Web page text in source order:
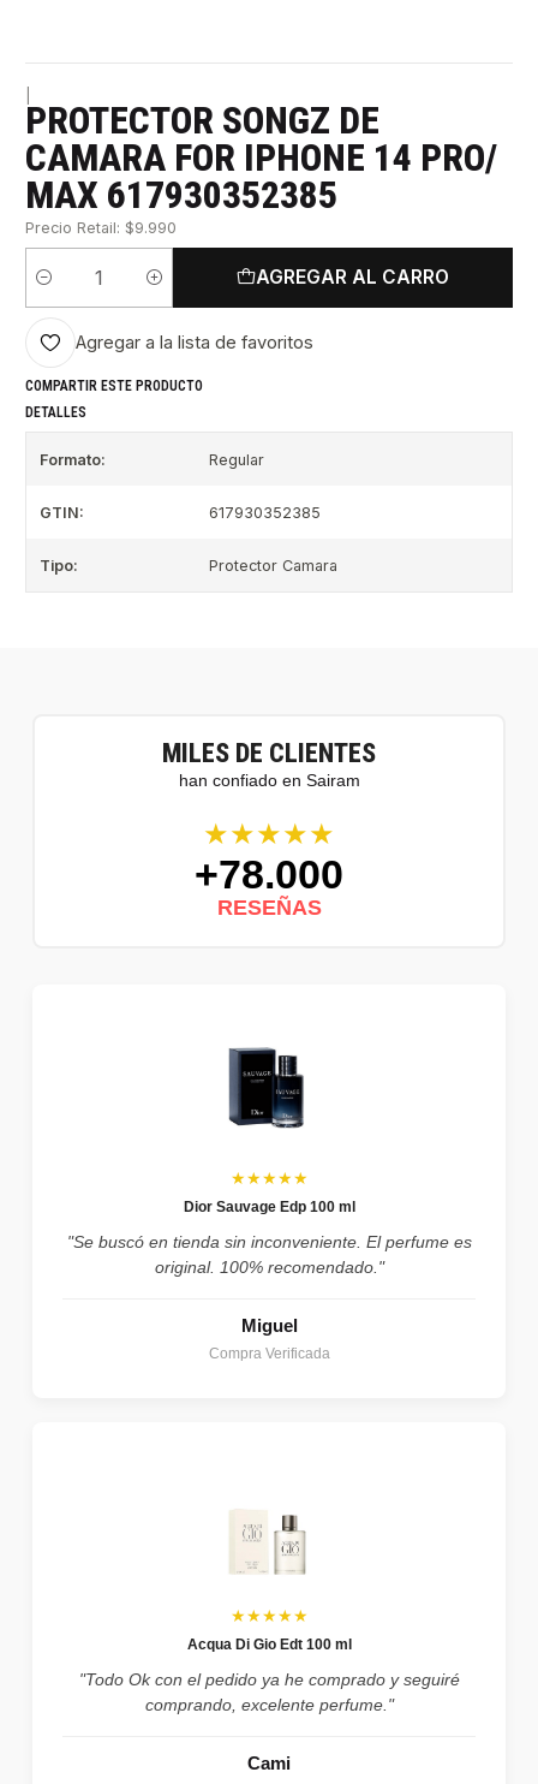
PROTECTOR SONGZ DE
CAMARA FOR IPHONE 14 PRO/
MAX 617930352385
Precio Retail: $9.990
Cantidad
AGREGAR AL CARRO
Agregar a la lista de favoritos
COMPARTIR ESTE PRODUCTO
DETALLES
Formato: Regular
GTIN: 617930352385
Tipo: Protector Camara
MILES DE CLIENTES
han confiado en Sairam
★★★★★
+78.000
RESEÑAS
★★★★★
Dior Sauvage Edp 100 ml
"Se buscó en tienda sin inconveniente. El perfume es
original. 100% recomendado."
Miguel
Compra Verificada
★★★★★
Acqua Di Gio Edt 100 ml
"Todo Ok con el pedido ya he comprado y seguiré
comprando, excelente perfume."
Cami